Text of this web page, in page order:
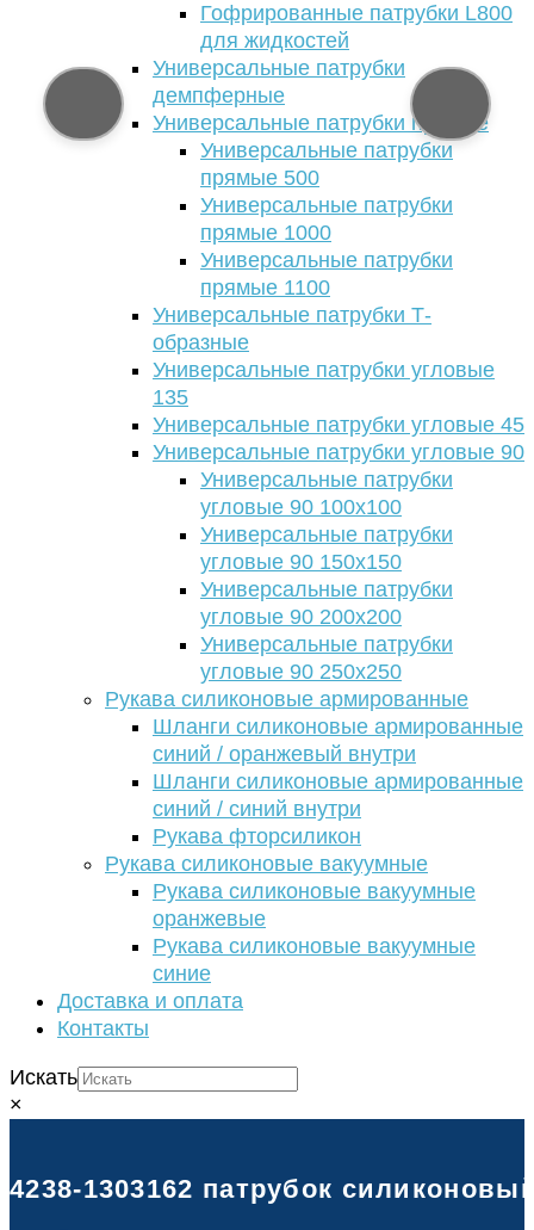
Гофрированные патрубки L800
для жидкостей
Универсальные патрубки
демпферные
Универсальные патрубки прямые
Универсальные патрубки
прямые 500
Универсальные патрубки
прямые 1000
Универсальные патрубки
прямые 1100
Универсальные патрубки Т-
образные
Универсальные патрубки угловые
135
Универсальные патрубки угловые 45
Универсальные патрубки угловые 90
Универсальные патрубки
угловые 90 100х100
Универсальные патрубки
угловые 90 150х150
Универсальные патрубки
угловые 90 200х200
Универсальные патрубки
угловые 90 250х250
Рукава силиконовые армированные
Шланги силиконовые армированные
синий / оранжевый внутри
Шланги силиконовые армированные
синий / синий внутри
Рукава фторсиликон
Рукава силиконовые вакуумные
Рукава силиконовые вакуумные
оранжевые
Рукава силиконовые вакуумные
синие
Доставка и оплата
Контакты
Искать
×
4238-1303162 патрубок